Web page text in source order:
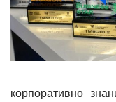
корпоративно